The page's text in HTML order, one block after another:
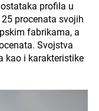
profila u
procenata svojih
fabrikama, a
Svojstva
kao i karakteristike